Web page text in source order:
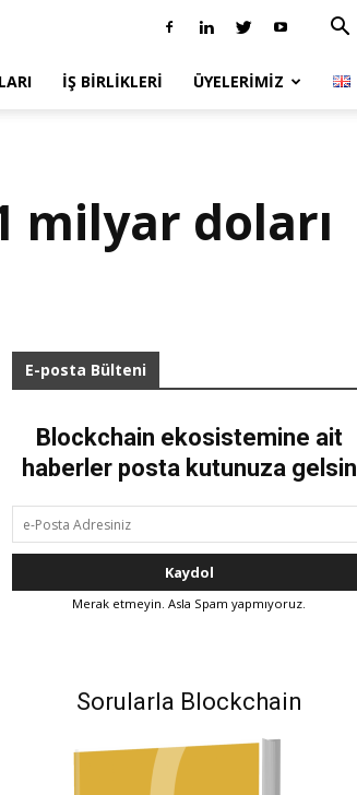
İŞ BIRLIKLERI ÜYELERIMIZ
milyar doları
E-posta Bülteni
Blockchain ekosistemine ait
haberler posta kutunuza gelsin
Merak etmeyin. Asla Spam yapmıyoruz.
Sorularla Blockchain